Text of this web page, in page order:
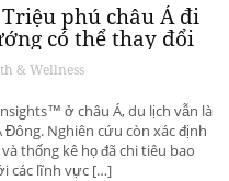
phú châu Á đi
có thể thay đổi
lưu
& Wellness
ở châu Á, du lịch vẫn là
Nghiên cứu còn xác định
thống kê họ đã chi tiêu bao
các lĩnh vực […]